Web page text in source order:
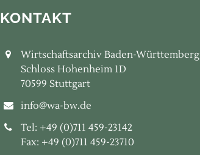
KONTAKT
Wirtschaftsarchiv Baden-Württemberg
Schloss Hohenheim 1D
70599 Stuttgart
info@wa-bw.de
Tel: +49 (0)711 459-23142
Fax: +49 (0)711 459-23710